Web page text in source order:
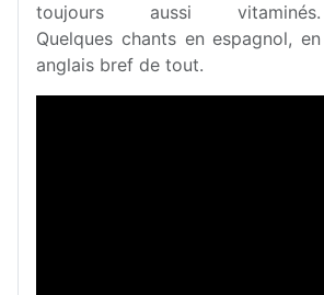
toujours aussi vitaminés.
Quelques chants en espagnol, en
anglais bref de tout.